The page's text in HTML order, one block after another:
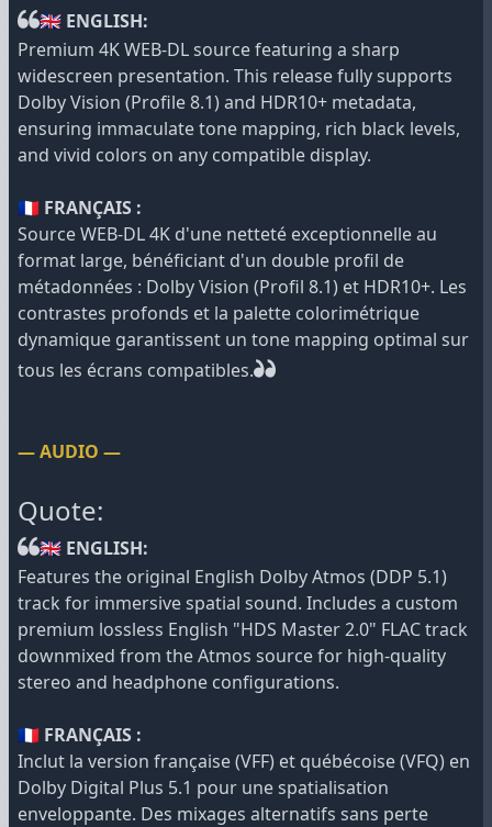
🇬🇧 ENGLISH:
Premium 4K WEB-DL source featuring a sharp
widescreen presentation. This release fully supports
Dolby Vision (Profile 8.1) and HDR10+ metadata,
ensuring immaculate tone mapping, rich black levels,
and vivid colors on any compatible display.
🇫🇷 FRANÇAIS :
Source WEB-DL 4K d'une netteté exceptionnelle au
format large, bénéficiant d'un double profil de
métadonnées : Dolby Vision (Profil 8.1) et HDR10+. Les
contrastes profonds et la palette colorimétrique
dynamique garantissent un tone mapping optimal sur
tous les écrans compatibles.
— AUDIO —
Quote:
🇬🇧 ENGLISH:
Features the original English Dolby Atmos (DDP 5.1)
track for immersive spatial sound. Includes a custom
premium lossless English "HDS Master 2.0" FLAC track
downmixed from the Atmos source for high-quality
stereo and headphone configurations.
🇫🇷 FRANÇAIS :
Inclut la version française (VFF) et québécoise (VFQ) en
Dolby Digital Plus 5.1 pour une spatialisation
enveloppante. Des mixages alternatifs sans perte